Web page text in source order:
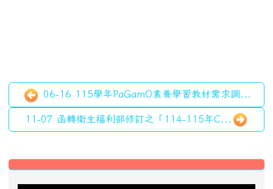
06-16 115學年PaGamO素養學習教材需求調...
11-07 函轉衛生福利部修訂之「114-115年C...
左邊區域內容